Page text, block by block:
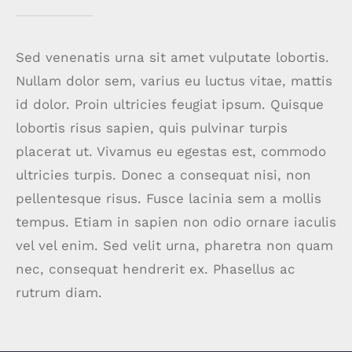
Sed venenatis urna sit amet vulputate lobortis.
Nullam dolor sem, varius eu luctus vitae, mattis
id dolor. Proin ultricies feugiat ipsum. Quisque
lobortis risus sapien, quis pulvinar turpis
placerat ut. Vivamus eu egestas est, commodo
ultricies turpis. Donec a consequat nisi, non
pellentesque risus. Fusce lacinia sem a mollis
tempus. Etiam in sapien non odio ornare iaculis
vel vel enim. Sed velit urna, pharetra non quam
nec, consequat hendrerit ex. Phasellus ac
rutrum diam.